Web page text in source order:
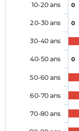
0
0
0
10-20 ans
20-30 ans
30-40 ans
40-50 ans
50-60 ans
60-70 ans
70-80 ans